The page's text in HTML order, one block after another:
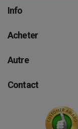
Info
Acheter
Autre
Contact